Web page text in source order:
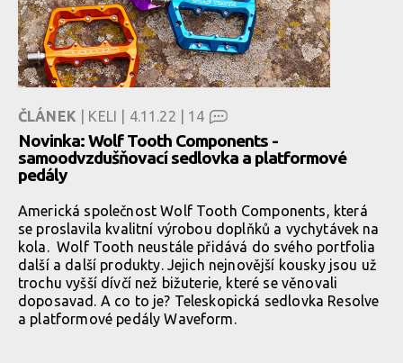
ČLÁNEK | KELI | 4.11.22 | 14
Novinka: Wolf Tooth Components -
samoodvzdušňovací sedlovka a platformové
pedály
Americká společnost Wolf Tooth Components, která
se proslavila kvalitní výrobou doplňků a vychytávek na
kola. Wolf Tooth neustále přidává do svého portfolia
další a další produkty. Jejich nejnovější kousky jsou už
trochu vyšší dívčí než bižuterie, které se věnovali
doposavad. A co to je? Teleskopická sedlovka Resolve
a platformové pedály Waveform.